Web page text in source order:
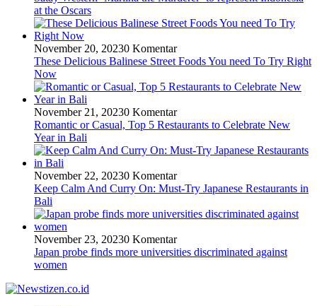
at the Oscars
November 20, 20230 Komentar
These Delicious Balinese Street Foods You need To Try Right
Now
November 21, 20230 Komentar
Romantic or Casual, Top 5 Restaurants to Celebrate New
Year in Bali
November 22, 20230 Komentar
Keep Calm And Curry On: Must-Try Japanese Restaurants in
Bali
November 23, 20230 Komentar
Japan probe finds more universities discriminated against
women